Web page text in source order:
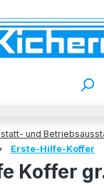
und
Erste-Hilfe-Koffer
Koffer